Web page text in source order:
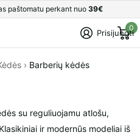
paštomatu perkant nuo 39€
Prisijungti
0
› Barberių kėdės
su reguliuojamu atlošu,
ir modernūs modeliai iš